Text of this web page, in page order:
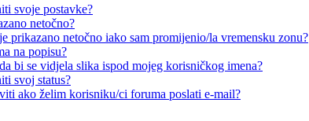
svoje postavke?
netočno?
prikazano netočno iako sam promijenio/la vremensku zonu?
na popisu?
bi se vidjela slika ispod mojeg korisničkog imena?
svoj status?
ako želim korisniku/ci foruma poslati e-mail?